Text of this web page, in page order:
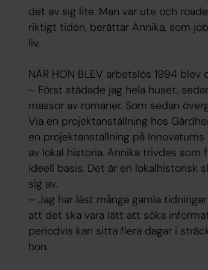
det av sig lite. Man var ute och
riktigt tiden, berättar Annika, som
liv.
NÄR HON BLEV arbetslös 1994
– Först städade jag hela huset,
massor av romaner. Som sedan
Via en projektanställning hos
en projektanställning på
av lokal historia. Annika trivdes
ideell basis. Det är en lokalhistorisk
sig av.
– Jag har läst många gamla
att det ska vara lätt att söka
periodvis kan sitta flera dagar i
hon.